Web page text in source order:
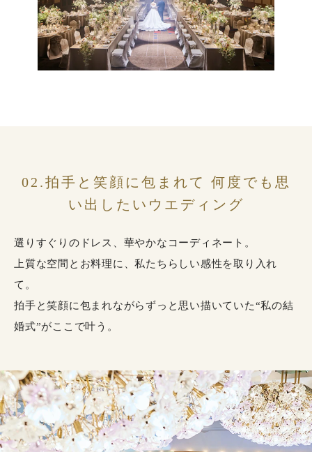
02.拍手と笑顔に包まれて 何度でも思
い出したいウエディング
選りすぐりのドレス、華やかなコーディネート。
上質な空間とお料理に、私たちらしい感性を取り入れ
て。
拍手と笑顔に包まれながらずっと思い描いていた“私の結
婚式”がここで叶う。